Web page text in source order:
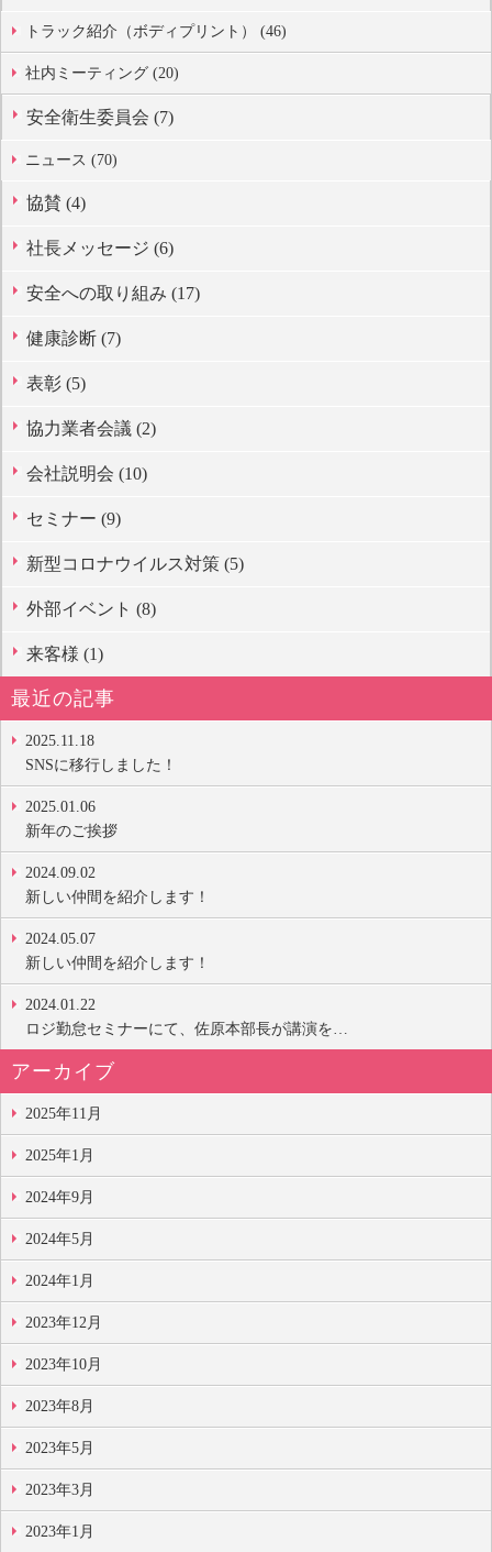
トラック紹介（ボディプリント） (46)
社内ミーティング (20)
安全衛生委員会 (7)
ニュース (70)
協賛 (4)
社長メッセージ (6)
安全への取り組み (17)
健康診断 (7)
表彰 (5)
協力業者会議 (2)
会社説明会 (10)
セミナー (9)
新型コロナウイルス対策 (5)
外部イベント (8)
来客様 (1)
最近の記事
2025.11.18
SNSに移行しました！
2025.01.06
新年のご挨拶
2024.09.02
新しい仲間を紹介します！
2024.05.07
新しい仲間を紹介します！
2024.01.22
ロジ勤怠セミナーにて、佐原本部長が講演を…
アーカイブ
2025年11月
2025年1月
2024年9月
2024年5月
2024年1月
2023年12月
2023年10月
2023年8月
2023年5月
2023年3月
2023年1月